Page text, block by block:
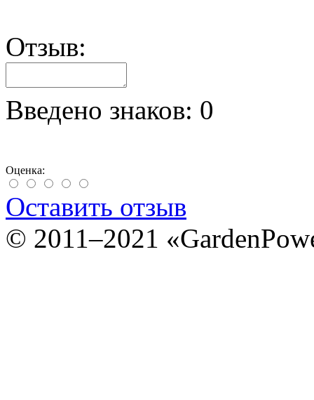
Отзыв:
Введено знаков: 0
Оценка:
Оставить отзыв
© 2011–2021